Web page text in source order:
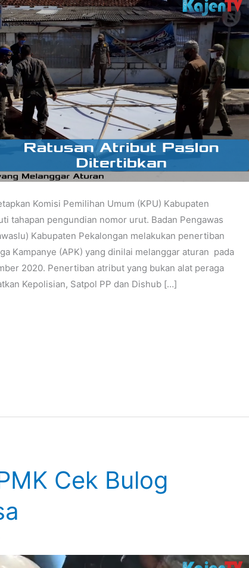
Komisi Pemilihan Umum (KPU) Kabupaten
tahapan pengundian nomor urut. Badan Pengawas
Kabupaten Pekalongan melakukan penertiban
Kampanye (APK) yang dinilai melanggar aturan pada
2020. Penertiban atribut yang bukan alat peraga
Kepolisian, Satpol PP dan Dishub […]
Cek Bulog